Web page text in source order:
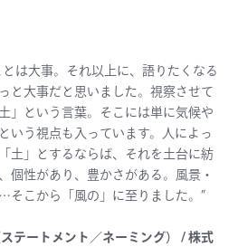
は大事。それ以上に、語りたくなる
と大事だと思いました。視察させて
」という言葉。そこには単に気候や
いう視点も入っています。人によっ
土」とするならば、それを土台に紡
個性があり、豊かさがある。風景・
そこから「風の」に至りました。”
テートメント／ネーミング） / 株式